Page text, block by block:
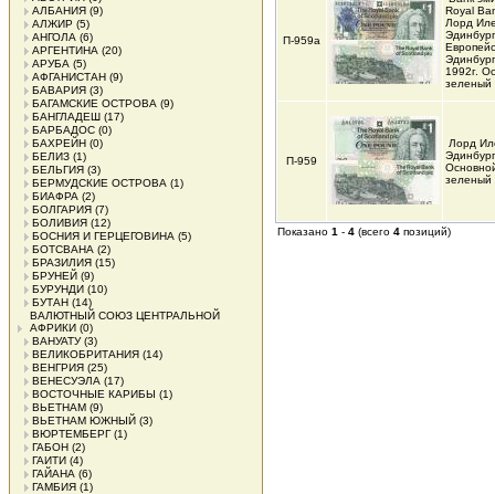
АЛБАНИЯ (9)
АЛЖИР (5)
АНГОЛА (6)
АРГЕНТИНА (20)
АРУБА (5)
АФГАНИСТАН (9)
БАВАРИЯ (3)
БАГАМСКИЕ ОСТРОВА (9)
БАНГЛАДЕШ (17)
БАРБАДОС (0)
БАХРЕЙН (0)
БЕЛИЗ (1)
БЕЛЬГИЯ (3)
БЕРМУДСКИЕ ОСТРОВА (1)
БИАФРА (2)
БОЛГАРИЯ (7)
БОЛИВИЯ (12)
БОСНИЯ И ГЕРЦЕГОВИНА (5)
БОТСВАНА (2)
БРАЗИЛИЯ (15)
БРУНЕЙ (9)
БУРУНДИ (10)
БУТАН (14)
ВАЛЮТНЫЙ СОЮЗ ЦЕНТРАЛЬНОЙ
АФРИКИ (0)
ВАНУАТУ(3)
ВЕЛИКОБРИТАНИЯ (14)
ВЕНГРИЯ (25)
ВЕНЕСУЭЛА (17)
ВОСТОЧНЫЕ КАРИБЫ (1)
ВЬЕТНАМ (9)
ВЬЕТНАМ ЮЖНЫЙ (3)
ВЮРТЕМБЕРГ(1)
ГАБОН (2)
ГАИТИ (4)
ГАЙАНА (6)
ГАМБИЯ (1)
П-959а
Royal
Лорд
1992г.
зеленый
П-959
Лорд
зеленый
Показано 1 - 4 (всего 4 позиций)